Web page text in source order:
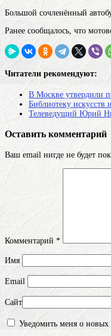
Большой сочленённый
Ранее сообщалось, что
Читатели рекомендуют:
В Москве утвердили
Библиотеку искусств
Телеведущий Юрий
Оставить комментарий
Ваш email нигде не будет
Комментарий *
Имя
Email
Сайт
Уведомить меня о новых